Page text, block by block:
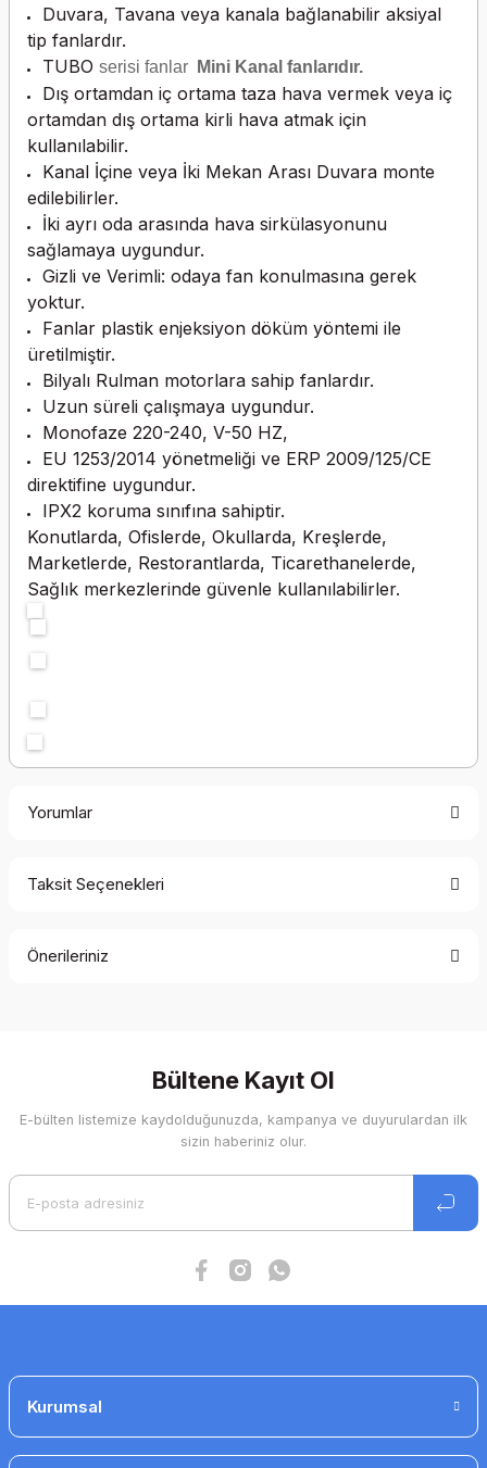
Duvara, Tavana veya kanala bağlanabilir aksiyal
tip fanlardır.
TUBOserisi fanlar Mini Kanal fanlarıdır.
Dış ortamdan iç ortama taza hava vermek veya iç
ortamdan dış ortama kirli hava atmak için
kullanılabilir.
Kanal İçine veya İki Mekan Arası Duvara monte
edilebilirler.
İki ayrı oda arasında hava sirkülasyonunu
sağlamaya uygundur.
Gizli ve Verimli: odaya fan konulmasına gerek
yoktur.
Fanlar plastik enjeksiyon döküm yöntemi ile
üretilmiştir.
Bilyalı Rulman motorlara sahip fanlardır.
Uzun süreli çalışmaya uygundur.
Monofaze 220-240, V-50 HZ,
EU 1253/2014 yönetmeliği ve ERP 2009/125/CE
direktifine uygundur.
IPX2 koruma sınıfına sahiptir.
Konutlarda, Ofislerde, Okullarda, Kreşlerde,
Marketlerde, Restorantlarda, Ticarethanelerde,
Sağlık merkezlerinde güvenle kullanılabilirler.
Yorumlar
Taksit Seçenekleri
Önerileriniz
Görüş ve önerileriniz için teşekkür ederiz.
Ürün resmi kalitesiz, bozuk veya görüntülenemiyor.
Bültene Kayıt Ol
E-bülten listemize kaydolduğunuzda, kampanya ve duyurulardan ilk
sizin haberiniz olur.
Kurumsal